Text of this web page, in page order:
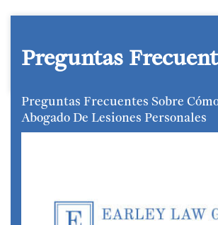
Preguntas
Preguntas Frecuentes Sobre
Abogado De Lesiones Personales